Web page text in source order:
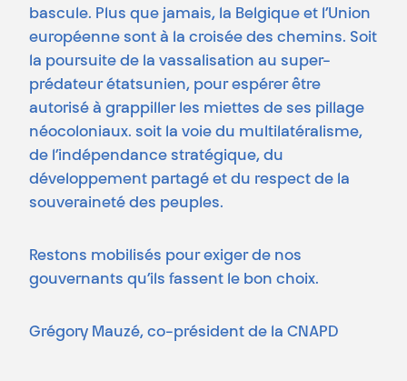
bascule. Plus que jamais, la Belgique et l’Union
européenne sont à la croisée des chemins. Soit
la poursuite de la vassalisation au super-
prédateur étatsunien, pour espérer être
autorisé à grappiller les miettes de ses pillage
néocoloniaux. soit la voie du multilatéralisme,
de l’indépendance stratégique, du
développement partagé et du respect de la
souveraineté des peuples.
Restons mobilisés pour exiger de nos
gouvernants qu’ils fassent le bon choix.
Grégory Mauzé, co-président de la CNAPD